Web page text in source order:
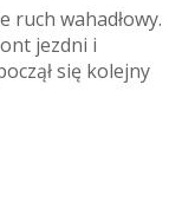
ruch wahadłowy.
jezdni i
się kolejny